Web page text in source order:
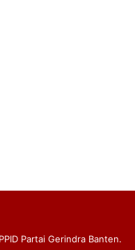
Partai Gerindra Banten.